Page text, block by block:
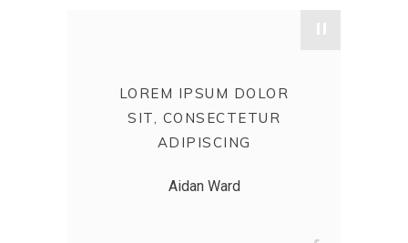
"
LOREM IPSUM DOLOR
SIT, CONSECTETUR
ADIPISCING
Aidan Ward